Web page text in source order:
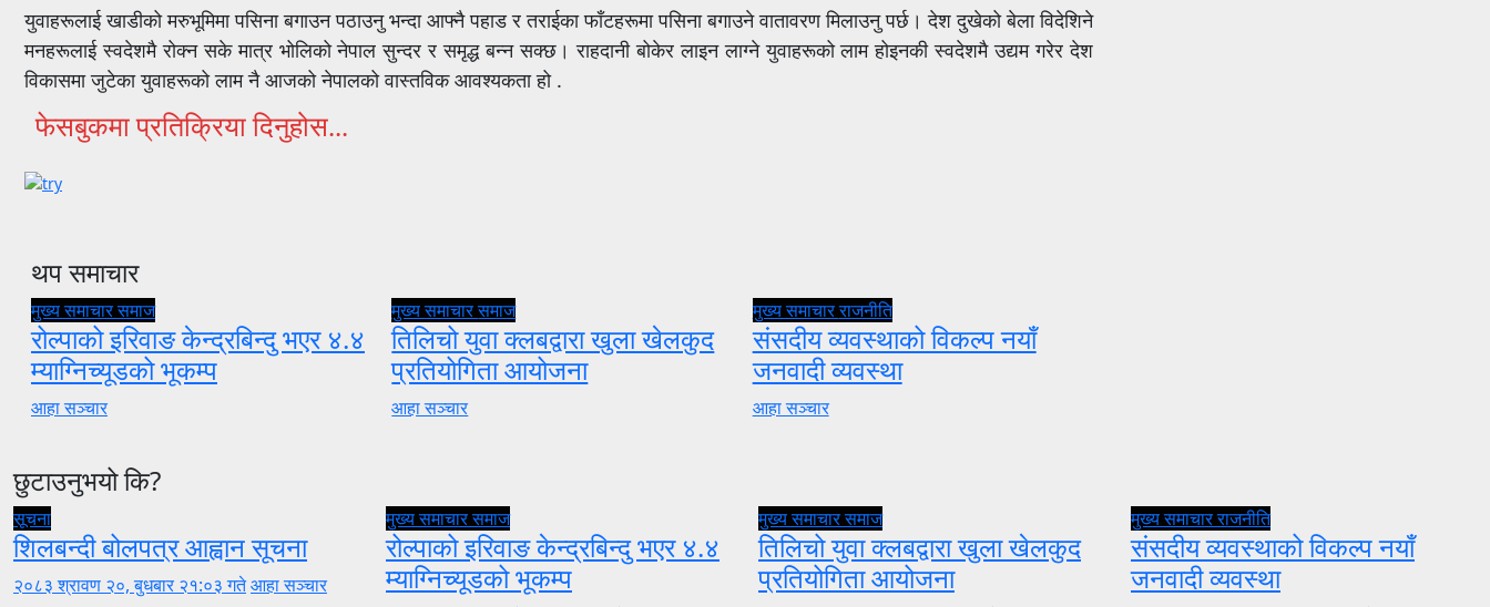
युवाहरूलाई खाडीको मरुभूमिमा पसिना बगाउन पठाउनु भन्दा आफ्नै पहाड र तराईका फाँटहरूमा पसिना बगाउने वातावरण मिलाउनु पर्छ। देश दुखेको बेला विदेशिने
मनहरूलाई स्वदेशमै रोक्न सके मात्र भोलिको नेपाल सुन्दर र समृद्ध बन्न सक्छ। राहदानी बोकेर लाइन लाग्ने युवाहरूको लाम होइनकी स्वदेशमै उद्यम गरेर देश
विकासमा जुटेका युवाहरूको लाम नै आजको नेपालको वास्तविक आवश्यकता हो .
फेसबुकमा प्रतिक्रिया दिनुहोस...
थप समाचार
मुख्य समाचारसमाज
रोल्पाको इरिवाङ केन्द्रबिन्दु भएर ४.४
म्याग्निच्यूडको भूकम्प
आहा सञ्चार
मुख्य समाचारसमाज
तिलिचो युवा क्लबद्वारा खुला खेलकुद
प्रतियोगिता आयोजना
आहा सञ्चार
मुख्य समाचारराजनीति
संसदीय व्यवस्थाको विकल्प नयाँ
जनवादी व्यवस्था
आहा सञ्चार
छुटाउनुभयो कि?
सूचना
शिलबन्दी बोलपत्र आह्वान सूचना
२०८३ श्रावण २०, बुधबार २१:०३ गतेआहा सञ्चार
मुख्य समाचारसमाज
रोल्पाको इरिवाङ केन्द्रबिन्दु भएर ४.४
म्याग्निच्यूडको भूकम्प
मुख्य समाचारसमाज
तिलिचो युवा क्लबद्वारा खुला खेलकुद
प्रतियोगिता आयोजना
मुख्य समाचारराजनीति
संसदीय व्यवस्थाको विकल्प नयाँ
जनवादी व्यवस्था